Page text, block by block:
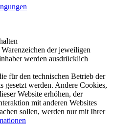
der jeweiligen
werden ausdrücklich
für den technischen Betrieb der
gesetzt werden. Andere Cookies,
Website erhöhen, der
mit anderen Websites
sollen, werden nur mit Ihrer